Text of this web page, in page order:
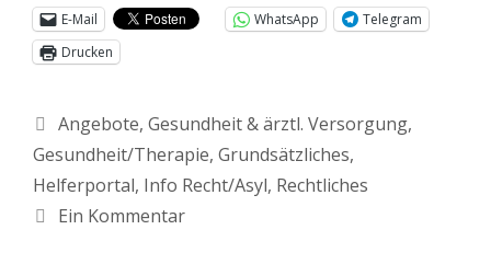
E-Mail
WhatsApp
Telegram
Drucken
Angebote, Gesundheit & ärztl. Versorgung,
Gesundheit/Therapie, Grundsätzliches,
Helferportal, Info Recht/Asyl, Rechtliches
Ein Kommentar